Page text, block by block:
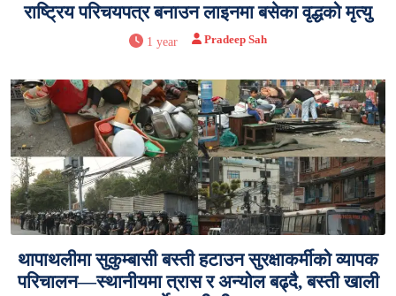
राष्ट्रिय परिचयपत्र बनाउन लाइनमा बसेका वृद्धको मृत्यु
1 year Pradeep Sah
थापाथलीमा सुकुम्बासी बस्ती हटाउन सुरक्षाकर्मीको व्यापक
परिचालन—स्थानीयमा त्रास र अन्योल बढ्दै, बस्ती खाली